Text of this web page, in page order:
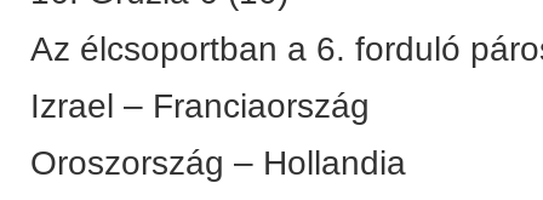
Az élcsoportban a 6. forduló
Izrael – Franciaország
Oroszország – Hollandia